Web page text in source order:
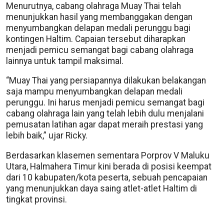
Menurutnya, cabang olahraga Muay Thai telah
menunjukkan hasil yang membanggakan dengan
menyumbangkan delapan medali perunggu bagi
kontingen Haltim. Capaian tersebut diharapkan
menjadi pemicu semangat bagi cabang olahraga
lainnya untuk tampil maksimal.
“Muay Thai yang persiapannya dilakukan belakangan
saja mampu menyumbangkan delapan medali
perunggu. Ini harus menjadi pemicu semangat bagi
cabang olahraga lain yang telah lebih dulu menjalani
pemusatan latihan agar dapat meraih prestasi yang
lebih baik,” ujar Ricky.
Berdasarkan klasemen sementara Porprov V Maluku
Utara, Halmahera Timur kini berada di posisi keempat
dari 10 kabupaten/kota peserta, sebuah pencapaian
yang menunjukkan daya saing atlet-atlet Haltim di
tingkat provinsi.